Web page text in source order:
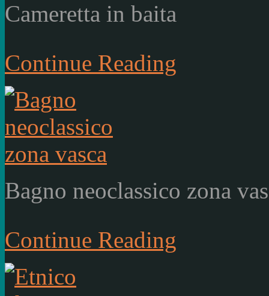
Cameretta in baita
Continue Reading
Bagno neoclassico zona
Continue Reading